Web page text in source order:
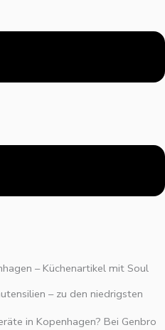
– Küchenartikel mit Soul
– zu den niedrigsten
in Kopenhagen? Bei Genbro